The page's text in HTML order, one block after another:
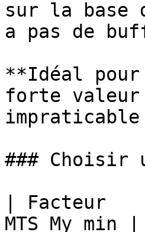
sur la base
a pas de
**Idéal
forte valeur
### Choisir
| Facteur
MTS My min